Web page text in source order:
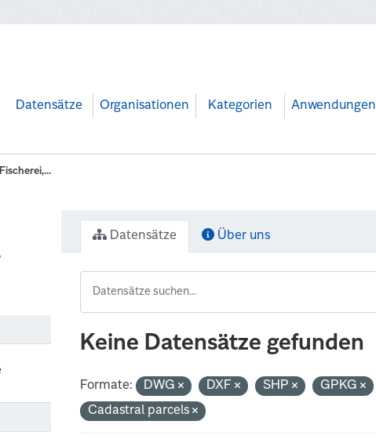
Datensätze Organisationen Kategorien Anwendungen
Datensätze Über uns
Keine Datensätze gefunden
Formate: DWG DXF SHP GPKG
Cadastral parcels